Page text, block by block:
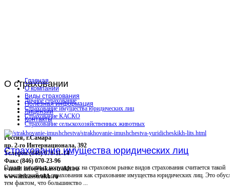
О страховании
Личное страхование
Страхование имущества юридических лиц
Страхование КАСКО
Страхование сельскохозяйственных животных
Россия, г.Самара
пр. 2-го Интернационала, 392
Телефон (846) 070-11-14
Факс (846) 070-23-96
e-mail: info@inkasstrakh.ru
www.inkasstrakh.ru
Главная
О компании
Виды страхования
Полезная информация
Лицензии
Контакты
Страхование имущества юридических лиц
Одним из самых популярных на страховом рынке видов страхования считается такой
классический вид страхования как страхование имущества юридических лиц. Это
тем фактом, что большинство ...